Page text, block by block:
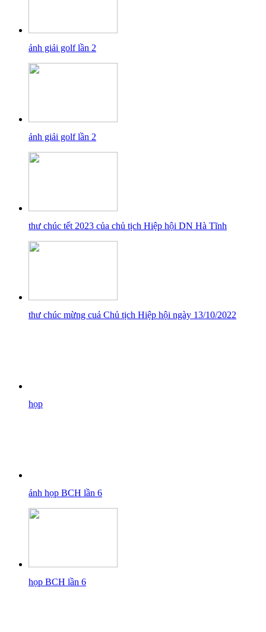
ảnh giải golf lần 2
ảnh giải golf lần 2
thư chúc tết 2023 của chủ tịch Hiệp hội DN Hà Tĩnh
thư chúc mừng cuả Chủ tịch Hiệp hội ngày 13/10/2022
họp
ảnh họp BCH lần 6
họp BCH lần 6